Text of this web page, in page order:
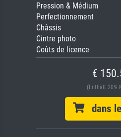
Pression & Médium
Perfectionnement
Châssis
Cintre photo
Coûts de licence
€
(Enthält 20%
dans le